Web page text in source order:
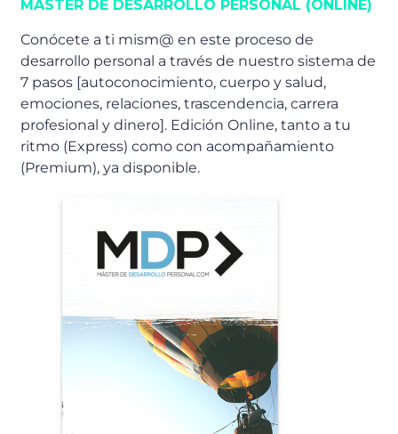
MÁSTER DE DESARROLLO PERSONAL (ONLINE)
Conócete a ti mism@ en este proceso de
desarrollo personal a través de nuestro sistema de
7 pasos [autoconocimiento, cuerpo y salud,
emociones, relaciones, trascendencia, carrera
profesional y dinero]. Edición Online, tanto a tu
ritmo (Express) como con acompañamiento
(Premium), ya disponible.